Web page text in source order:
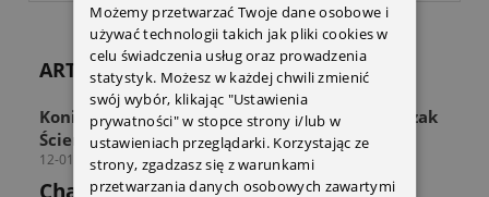
ARTYKUŁY
Koniec z zagraconą przestrzenią! Odkryj Wieszak
Ścienny THULE Wall Hanger
12-01-2026
Chaos w strefie sprzętu? Sprawdź jak
Możemy przetwarzać Twoje dane osobowe i
używać technologii takich jak pliki cookies w
celu świadczenia usług oraz prowadzenia
statystyk. Możesz w każdej chwili zmienić
swój wybór, klikając "Ustawienia
prywatności" w stopce strony i/lub w
ustawieniach przeglądarki. Korzystając ze
strony, zgadzasz się z warunkami
przetwarzania danych osobowych zawartymi